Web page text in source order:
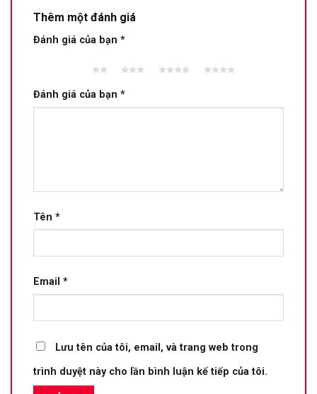
Thêm một đánh giá
Đánh giá của bạn *
5 sao
sao
sao
sao
Đánh giá của bạn *
Tên *
Email *
Lưu tên của tôi, email, và trang web trong
trình duyệt này cho lần bình luận kế tiếp của tôi.